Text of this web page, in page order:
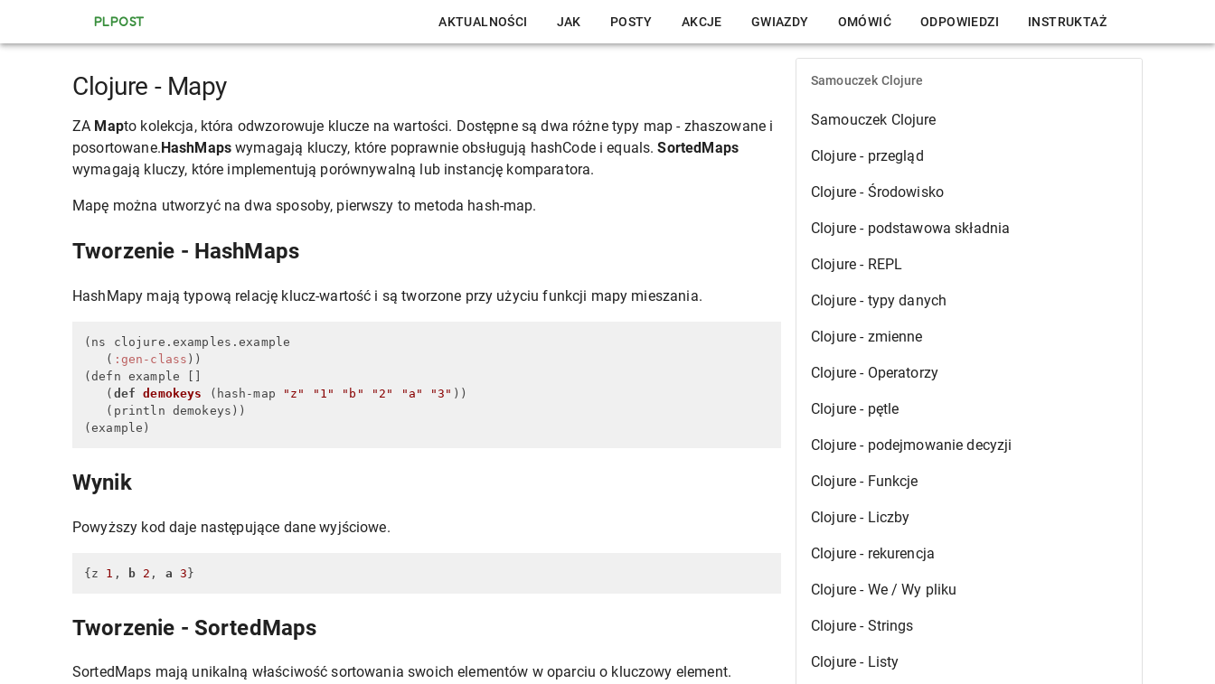
PLPOST AKTUALNOŚCI JAK POSTY AKCJE GWIAZDY OMÓWIĆ ODPOWIEDZI INSTRUKTAŻ
Clojure - Mapy
ZA Mapto kolekcja, która odwzorowuje klucze na wartości. Dostępne są dwa różne typy map - zhaszowane i
posortowane.HashMaps wymagają kluczy, które poprawnie obsługują hashCode i equals.SortedMaps
wymagają kluczy, które implementują porównywalną lub instancję komparatora.
Mapę można utworzyć na dwa sposoby, pierwszy to metoda hash-map.
Tworzenie - HashMaps
HashMapy mają typową relację klucz-wartość i są tworzone przy użyciu funkcji mapy mieszania.
(ns clojure.examples.example
   (
:gen-class ))
(defn example []
   (
def demokeys (hash-map "z" "1" "b" "2" "a" "3" ) )
   (println demokeys))
(example)
Wynik
Powyższy kod daje następujące dane wyjściowe.
{z 1 , b 2 , a 3}
Tworzenie - SortedMaps
SortedMaps mają unikalną właściwość sortowania swoich elementów w oparciu o kluczowy element.
Samouczek Clojure
Samouczek Clojure
Clojure - przegląd
Clojure - Środowisko
Clojure - podstawowa składnia
Clojure - REPL
Clojure - typy danych
Clojure - zmienne
Clojure - Operatorzy
Clojure - pętle
Clojure - podejmowanie decyzji
Clojure - Funkcje
Clojure - Liczby
Clojure - rekurencja
Clojure - We / Wy pliku
Clojure - Strings
Clojure - Listy